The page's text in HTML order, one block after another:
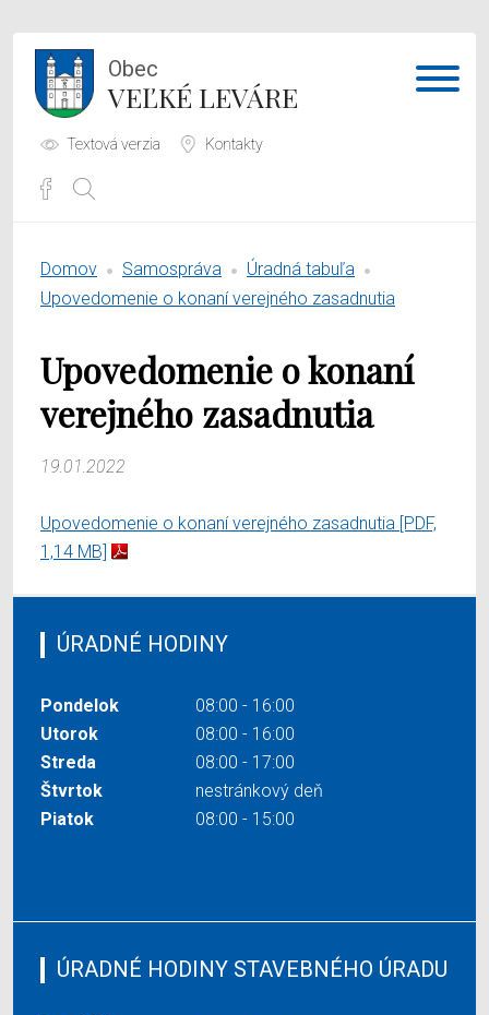
Obec
VEĽKÉ LEVÁRE
Textová verzia Kontakty
Samospráva
O obci
Domov Samospráva
Úradná tabuľa
Upovedomenie o konaní verejného zasadnutia
Upovedomenie o konaní
verejného zasadnutia
19.01.2022
Upovedomenie o konaní verejného zasadnutia [PDF,
1,14 MB]
ÚRADNÉ HODINY
Pondelok
08:00 - 16:00
Utorok
08:00 - 16:00
Streda
08:00 - 17:00
Štvrtok
nestránkový deň
Piatok
08:00 - 15:00
ÚRADNÉ HODINY STAVEBNÉHO ÚRADU